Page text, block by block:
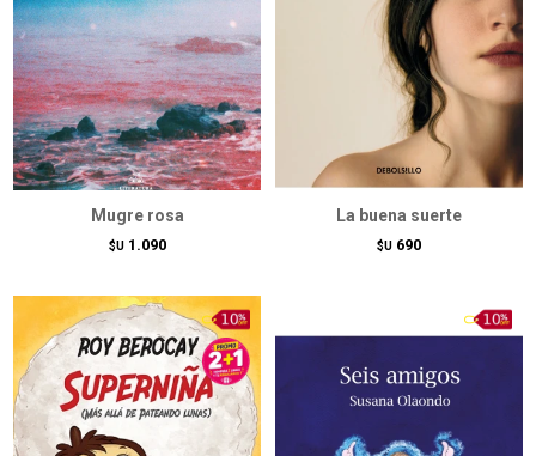
Mugre rosa
$U 1.090
La buena suerte
$U 690